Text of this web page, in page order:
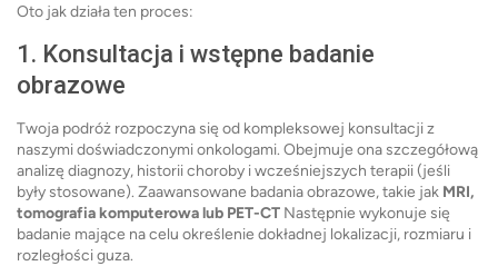
Oto jak działa ten proces:
1. Konsultacja i wstępne badanie
obrazowe
Twoja podróż rozpoczyna się od kompleksowej konsultacji z
naszymi doświadczonymi onkologami. Obejmuje ona szczegółową
analizę diagnozy, historii choroby i wcześniejszych terapii (jeśli
były stosowane). Zaawansowane badania obrazowe, takie jak MRI,
tomografia komputerowa lub PET-CT Następnie wykonuje się
badanie mające na celu określenie dokładnej lokalizacji, rozmiaru i
rozległości guza.